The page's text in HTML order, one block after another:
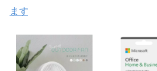
ます